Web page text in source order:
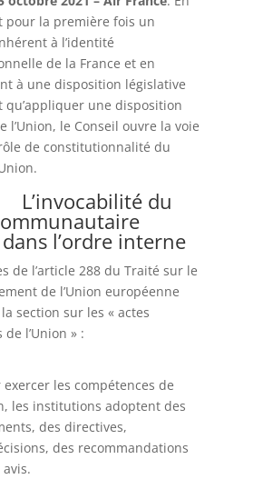
pour la première fois un
à l’identité
de la France et en
à une disposition législative
qu’appliquer une disposition
l’Union, le Conseil ouvre la voie
de constitutionnalité du
du
l’ordre interne
de l’article 288 du Traité sur le
de l’Union européenne
section sur les « actes
l’Union » :
exercer les compétences de
les institutions adoptent des
des directives,
des recommandations